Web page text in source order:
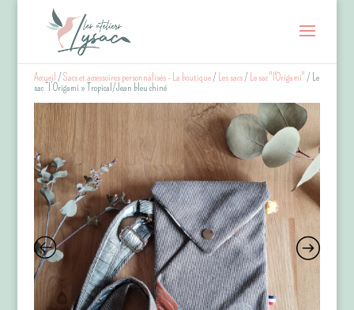
Accueil / Sacs et accessoires personnalisés - La boutique/ Les sacs/ Le sac "l'Origami" / Le
sac “l’Origami » Tropical/Jean bleu chiné